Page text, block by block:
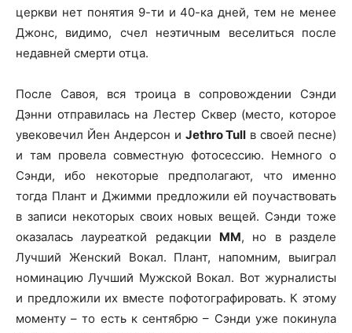
церкви нет понятия 9-ти и 40-ка дней, тем не менее
Джонс, видимо, счел неэтичным веселиться после
недавней смерти отца.
После Савоя, вся троица в сопровождении Сэнди
Дэнни отправилась на Лестер Сквер (место, которое
увековечил Йен Андерсон и Jethro Tull в своей песне)
и там провела совместную фотосессию. Немного о
Сэнди, ибо некоторые предполагают, что именно
тогда Плант и Джимми предложили ей поучаствовать
в записи некоторых своих новых вещей. Сэнди тоже
оказалась лауреаткой редакции MM, но в разделе
Лучший Женский Вокал. Плант, напомним, выиграл
номинацию Лучший Мужской Вокал. Вот журналисты
и предложили их вместе пофотографировать. К этому
моменту – то есть к сентябрю – Сэнди уже покинула